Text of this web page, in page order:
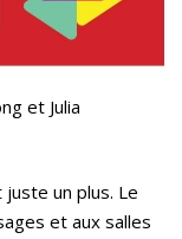
et Julia
juste un plus. Le
et aux salles